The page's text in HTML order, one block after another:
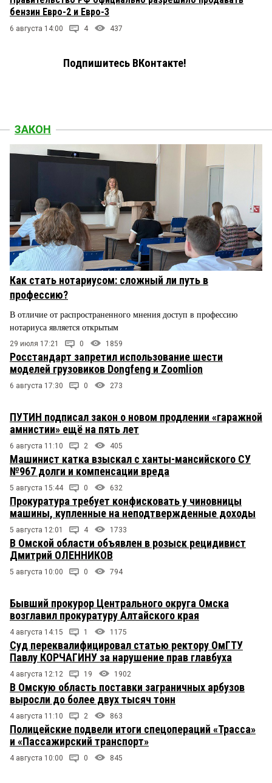
бензин Евро-2 и Евро-3
6 августа 14:00 4 437
Подпишитесь ВКонтакте!
ЗАКОН
Как стать нотариусом: сложный ли путь в
профессию?
В отличие от распространенного мнения доступ в профессию
нотариуса является открытым
29 июля 17:21 0 1859
Росстандарт запретил использование шести
моделей грузовиков Dongfeng и Zoomlion
6 августа 17:30 0 273
ПУТИН подписал закон о новом продлении «гаражной
амнистии» ещё на пять лет
6 августа 11:10 2 405
Машинист катка взыскал с ханты-мансийского СУ
№967 долги и компенсации вреда
5 августа 15:44 0 632
Прокуратура требует конфисковать у чиновницы
машины, купленные на неподтвержденные доходы
5 августа 12:01 4 1733
В Омской области объявлен в розыск рецидивист
Дмитрий ОЛЕННИКОВ
5 августа 10:00 0 794
Бывший прокурор Центрального округа Омска
возглавил прокуратуру Алтайского края
4 августа 14:15 1 1175
Суд переквалифицировал статью ректору ОмГТУ
Павлу КОРЧАГИНУ за нарушение прав главбуха
4 августа 12:12 19 1902
В Омскую область поставки заграничных арбузов
выросли до более двух тысяч тонн
4 августа 11:10 2 863
Полицейские подвели итоги спецопераций «Трасса»
и «Пассажирский транспорт»
4 августа 10:00 0 845